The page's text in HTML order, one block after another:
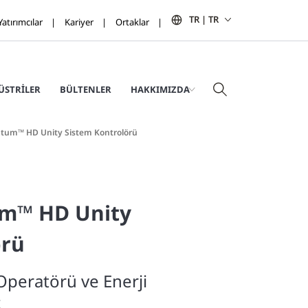
Kariyer Ortaklar TR | TR
BÜLTENLER HAKKIMIZDA
HD Unity Sistem Kontrolörü
HD Unity
ve Enerji